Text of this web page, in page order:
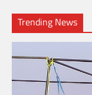
Trending News